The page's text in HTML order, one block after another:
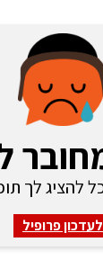
להציג לך
לעדכון פרופיל